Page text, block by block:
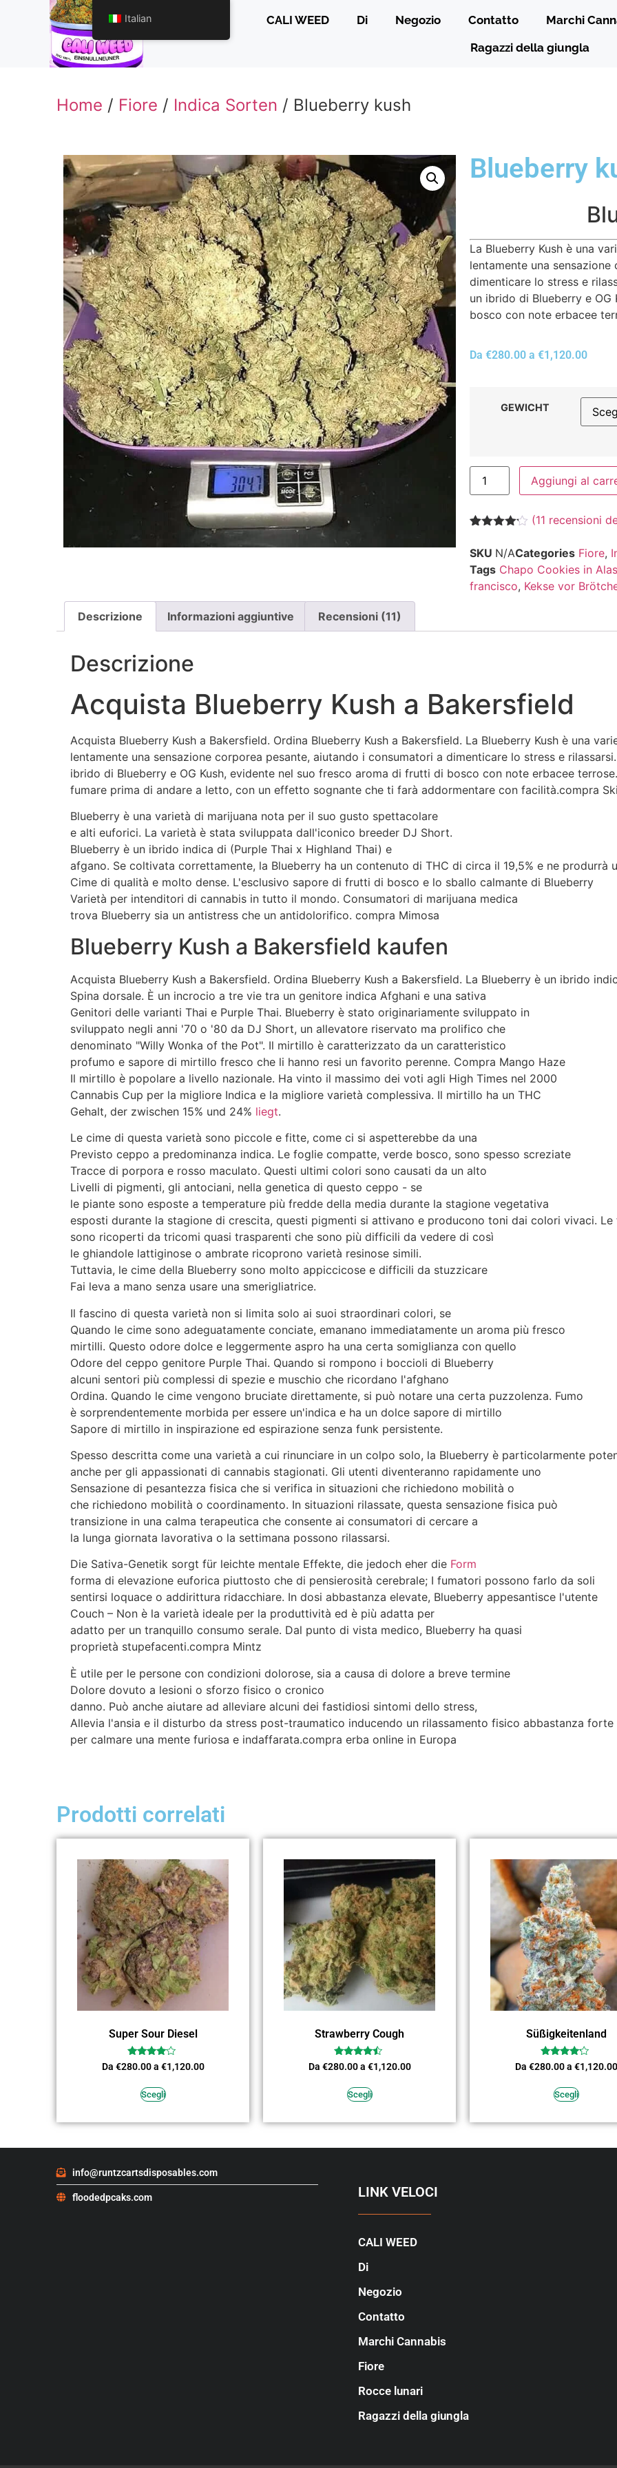
CALI WEED Di Negozio Contatto
Marchi
Ragazzi della giungla
Home / Fiore / Indica Sorten / Blueberry kush
Blueberry
La Blueberry Kush è una
lentamente una
dimenticare lo stress e
un ibrido di Blueberry e
bosco con note erbacee
Da €280.00 a €1,120.00
GEWICHT
Aggiungi al
4.09 su
5 su
base di
recensioni
(11 recensioni
SKU N/ACategories Fiore,
Tags Chapo Cookies in
francisco, Kekse vor
Descrizione Informazioni aggiuntive Recensioni (11)
Descrizione
Acquista Blueberry Kush a Bakersfield
Acquista Blueberry Kush a Bakersfield. Ordina Blueberry Kush a Bakersfield. La Blueberry Kush è una
lentamente una sensazione corporea pesante, aiutando i consumatori a dimenticare lo stress e
ibrido di Blueberry e OG Kush, evidente nel suo fresco aroma di frutti di bosco con note erbacee
fumare prima di andare a letto, con un effetto sognante che ti farà addormentare con facilità.compra
Blueberry è una varietà di marijuana nota per il suo gusto spettacolare
e alti euforici. La varietà è stata sviluppata dall'iconico breeder DJ Short.
Blueberry è un ibrido indica di (Purple Thai x Highland Thai) e
afgano. Se coltivata correttamente, la Blueberry ha un contenuto di THC di circa il 19,5% e ne produrrà
Cime di qualità e molto dense. L'esclusivo sapore di frutti di bosco e lo sballo calmante di Blueberry
Varietà per intenditori di cannabis in tutto il mondo. Consumatori di marijuana medica
trova Blueberry sia un antistress che un antidolorifico. compra Mimosa
Blueberry Kush a Bakersfield kaufen
Acquista Blueberry Kush a Bakersfield. Ordina Blueberry Kush a Bakersfield. La Blueberry è un ibrido
Spina dorsale. È un incrocio a tre vie tra un genitore indica Afghani e una sativa
Genitori delle varianti Thai e Purple Thai. Blueberry è stato originariamente sviluppato in
sviluppato negli anni '70 o '80 da DJ Short, un allevatore riservato ma prolifico che
denominato "Willy Wonka of the Pot". Il mirtillo è caratterizzato da un caratteristico
profumo e sapore di mirtillo fresco che li hanno resi un favorito perenne. Compra Mango Haze
Il mirtillo è popolare a livello nazionale. Ha vinto il massimo dei voti agli High Times nel 2000
Cannabis Cup per la migliore Indica e la migliore varietà complessiva. Il mirtillo ha un THC
Gehalt, der zwischen 15% und 24% liegt.
Le cime di questa varietà sono piccole e fitte, come ci si aspetterebbe da una
Previsto ceppo a predominanza indica. Le foglie compatte, verde bosco, sono spesso screziate
Tracce di porpora e rosso maculato. Questi ultimi colori sono causati da un alto
Livelli di pigmenti, gli antociani, nella genetica di questo ceppo - se
le piante sono esposte a temperature più fredde della media durante la stagione vegetativa
esposti durante la stagione di crescita, questi pigmenti si attivano e producono toni dai colori vivaci. Le
sono ricoperti da tricomi quasi trasparenti che sono più difficili da vedere di così
le ghiandole lattiginose o ambrate ricoprono varietà resinose simili.
Tuttavia, le cime della Blueberry sono molto appiccicose e difficili da stuzzicare
Fai leva a mano senza usare una smerigliatrice.
Il fascino di questa varietà non si limita solo ai suoi straordinari colori, se
Quando le cime sono adeguatamente conciate, emanano immediatamente un aroma più fresco
mirtilli. Questo odore dolce e leggermente aspro ha una certa somiglianza con quello
Odore del ceppo genitore Purple Thai. Quando si rompono i boccioli di Blueberry
alcuni sentori più complessi di spezie e muschio che ricordano l'afghano
Ordina. Quando le cime vengono bruciate direttamente, si può notare una certa puzzolenza. Fumo
è sorprendentemente morbida per essere un'indica e ha un dolce sapore di mirtillo
Sapore di mirtillo in inspirazione ed espirazione senza funk persistente.
Spesso descritta come una varietà a cui rinunciare in un colpo solo, la Blueberry è particolarmente
anche per gli appassionati di cannabis stagionati. Gli utenti diventeranno rapidamente uno
Sensazione di pesantezza fisica che si verifica in situazioni che richiedono mobilità o
che richiedono mobilità o coordinamento. In situazioni rilassate, questa sensazione fisica può
transizione in una calma terapeutica che consente ai consumatori di cercare a
la lunga giornata lavorativa o la settimana possono rilassarsi.
Die Sativa-Genetik sorgt für leichte mentale Effekte, die jedoch eher die Form
forma di elevazione euforica piuttosto che di pensierosità cerebrale; I fumatori possono farlo da soli
sentirsi loquace o addirittura ridacchiare. In dosi abbastanza elevate, Blueberry appesantisce l'utente
Couch – Non è la varietà ideale per la produttività ed è più adatta per
adatto per un tranquillo consumo serale. Dal punto di vista medico, Blueberry ha quasi
proprietà stupefacenti.compra Mintz
È utile per le persone con condizioni dolorose, sia a causa di dolore a breve termine
Dolore dovuto a lesioni o sforzo fisico o cronico
danno. Può anche aiutare ad alleviare alcuni dei fastidiosi sintomi dello stress,
Allevia l'ansia e il disturbo da stress post-traumatico inducendo un rilassamento fisico abbastanza
per calmare una mente furiosa e indaffarata.compra erba online in Europa
Prodotti correlati
Super Sour Diesel
Valutato
3.82
Da €280.00a €1,120.00
Scegli
Strawberry Cough
Valutato
4.27
Da €280.00a €1,120.00
Scegli
Süßigkeitenland
Valutato
4.00
Da €280.00a €1,120.00
Scegli
info@runtzcartsdisposables.com
floodedpcaks.com LINK VELOCI
CALI WEED
Di
Negozio
Contatto
Marchi Cannabis
Fiore
Rocce lunari
Ragazzi della giungla
Italian